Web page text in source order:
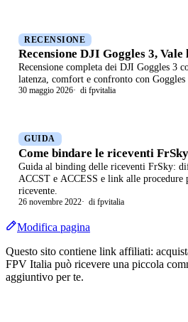
RECENSIONE
Recensione DJI Goggles 3,
Recensione completa dei DJI Goggles 3
latenza, comfort e confronto con Goggles
30 maggio 2026 di fpvitalia
GUIDA
Come bindare le riceventi FrSky
Guida al binding delle riceventi FrSky:
ACCST e ACCESS e link alle procedure
ricevente.
26 novembre 2022 di fpvitalia
Modifica pagina
Questo sito contiene link affiliati:
FPV Italia può ricevere una piccola
aggiuntivo per te.